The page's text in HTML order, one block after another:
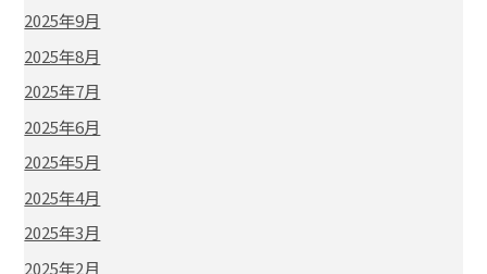
2025年9月
2025年8月
2025年7月
2025年6月
2025年5月
2025年4月
2025年3月
2025年2月